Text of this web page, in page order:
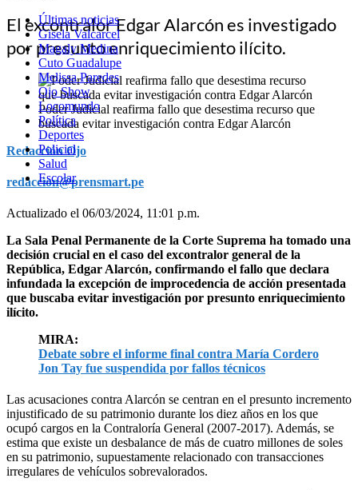
Últimas noticias
Gisela Valcarcel
Magaly Medina
Cuto Guadalupe
Melissa Paredes
Ojo Show
Locomundo
Política
Deportes
Policial
Salud
Escolar
El excontralor Edgar Alarcón es investigado
por presunto enriquecimiento ilícito.
Poder Judicial reafirma fallo que desestima recurso que
buscada evitar investigación contra Edgar Alarcón
Redacción Ojo
redaccion@prensmart.pe
Actualizado el 06/03/2024, 11:01 p.m.
La Sala Penal Permanente de la Corte Suprema ha tomado una
decisión crucial en el caso del excontralor general de la
República, Edgar Alarcón, confirmando el fallo que declara
infundada la excepción de improcedencia de acción presentada
que buscaba evitar investigación por presunto enriquecimiento
ilícito.
MIRA:
Debate sobre el informe final contra María Cordero
Jon Tay fue suspendida por fallos técnicos
Las acusaciones contra Alarcón se centran en el presunto incremento
injustificado de su patrimonio durante los diez años en los que
ocupó cargos en la Contraloría General (2007-2017). Además, se
estima que existe un desbalance de más de cuatro millones de soles
en su patrimonio, supuestamente relacionado con transacciones
irregulares de vehículos sobrevalorados.